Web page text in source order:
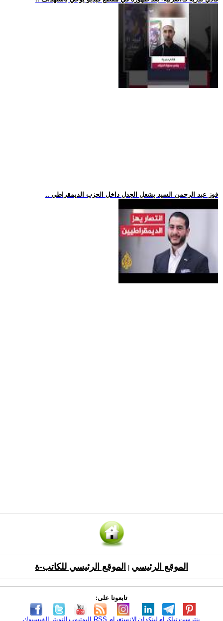
.. فوز عبد الرحمن السيد يشعل الجدل داخل الحزب الديمقراطي
الموقع الرئيسي الموقع الرئيسي للكاتب-ة
تابعونا على:
الفيسبوك التويتر اليوتيوب RSS الانستغرام لينكدإن تيلكرامبنترست